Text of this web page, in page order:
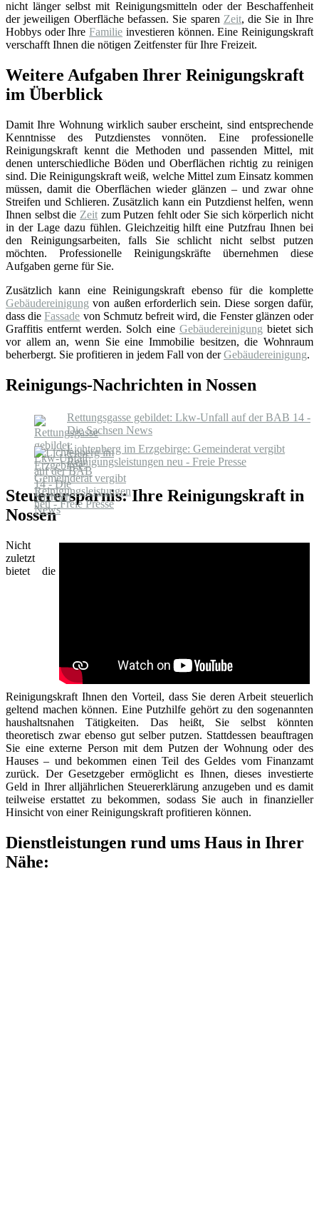
nicht länger selbst mit Reinigungsmitteln oder der Beschaffenheit
der jeweiligen Oberfläche befassen. Sie sparen Zeit, die Sie in Ihre
Hobbys oder IhreFamilie investieren können. Eine Reinigungskraft
verschafft Ihnen die nötigen Zeitfenster für Ihre Freizeit.
Weitere Aufgaben Ihrer Reinigungskraft
im Überblick
Damit Ihre Wohnung wirklich sauber erscheint, sind entsprechende
Kenntnisse des Putzdienstes vonnöten. Eine professionelle
Reinigungskraft kennt die Methoden und passenden Mittel, mit
denen unterschiedliche Böden und Oberflächen richtig zu reinigen
sind. Die Reinigungskraft weiß, welche Mittel zum Einsatz kommen
müssen, damit die Oberflächen wieder glänzen – und zwar ohne
Streifen und Schlieren. Zusätzlich kann ein Putzdienst helfen, wenn
Ihnen selbst die Zeitzum Putzen fehlt oder Sie sich körperlich nicht
in der Lage dazu fühlen. Gleichzeitig hilft eine Putzfrau Ihnen bei
den Reinigungsarbeiten, falls Sie schlicht nicht selbst putzen
möchten. Professionelle Reinigungskräfte übernehmen diese
Aufgaben gerne für Sie.
Zusätzlich kann eine Reinigungskraft ebenso für die komplette
Gebäudereinigung von außen erforderlich sein. Diese sorgen dafür,
dass dieFassade von Schmutz befreit wird, die Fenster glänzen oder
Graffitis entfernt werden. Solch eine Gebäudereinigung bietet sich
vor allem an, wenn Sie eine Immobilie besitzen, die Wohnraum
beherbergt. Sie profitieren in jedem Fall von derGebäudereinigung.
Reinigungs-Nachrichten in Nossen
Rettungsgasse gebildet: Lkw-Unfall auf der BAB 14 -
Die Sachsen News
Lichtenberg im Erzgebirge: Gemeinderat vergibt
Reinigungsleistungen neu - Freie Presse
Steuerersparnis: Ihre Reinigungskraft in
Nossen
Nicht
zuletzt
bietet die
Reinigungskraft Ihnen den Vorteil, dass Sie deren Arbeit steuerlich
geltend machen können. Eine Putzhilfe gehört zu den sogenannten
haushaltsnahen Tätigkeiten. Das heißt, Sie selbst könnten
theoretisch zwar ebenso gut selber putzen. Stattdessen beauftragen
Sie eine externe Person mit dem Putzen der Wohnung oder des
Hauses – und bekommen einen Teil des Geldes vom Finanzamt
zurück. Der Gesetzgeber ermöglicht es Ihnen, dieses investierte
Geld in Ihrer alljährlichen Steuererklärung anzugeben und es damit
teilweise erstattet zu bekommen, sodass Sie auch in finanzieller
Hinsicht von einer Reinigungskraft profitieren können.
Dienstleistungen rund ums Haus in Ihrer
Nähe: